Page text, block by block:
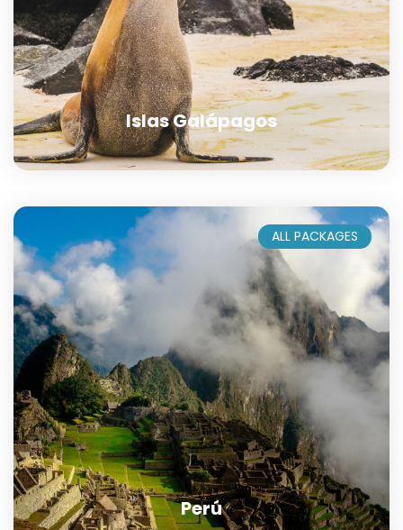
Islas Galápagos
ALL PACKAGES
Perú